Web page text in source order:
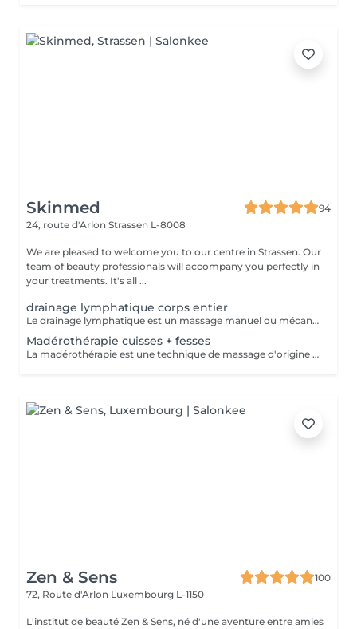
Skinmed
94
24, route d'Arlon Strassen L-8008
We are pleased to welcome you to our centre in Strassen. Our
team of beauty professionals will accompany you perfectly in
your treatments. It's all ...
drainage lymphatique corps entier
Le drainage lymphatique est un massage manuel ou mécanique qui suit le trajet du système lymphatique afin de décongestionner les tissus, éliminer les toxines, et renforcer le système immunitaire. Il est souvent utilisé pour lutter contre la rétention d'eau, les jambes lourdes, les dèmes, ou pour favoriser la récupération post-opératoire ou post-traumatique. Contre-indications : - Infections aiguës - Thrombose / phlébite - Insuffisance cardiaque non compensée - cancer / Tumeurs malignes (sans avis médical) - Fièvre - règles hémorragiques / premiers 5 jours de règles - surcharge rénale - pathologies liées à l'appareil reproducteur - maladies de la peau - les ecchymoses - dysfonctionnement du système immunitaire
Madérothérapie cuisses + fesses
La madérothérapie est une technique de massage d'origine colombienne qui utilise des instruments en bois spécialement conçus pour le modelage du corps. Le mot vient de l'espagnol "madera", qui signifie "bois". La madérothérapie est une technique de massage naturelle et non invasive qui repose sur l'utilisation d'outils en bois de différentes formes (rouleaux, ventouses, spatules, champignons, etc.) pour stimuler le corps. Objectifs principaux : - Réduction de la cellulite - Drainage lymphatique - Raffermissement de la peau - Remodelage du corps - Amélioration de la circulation sanguine - Relaxation musculaire et réduction du stress. Contre-indications: - grossesse - Infections aiguës - Thrombose / phlébite - Insuffisance cardiaque non compensée - cancer / Tumeurs malignes (sans avis médical) - Fièvre - règles hémorragiques / premiers 5 jours de règles - surcharge rénale - pathologies liées à l'appareil reproducteur - maladies de la peau - les ecchymoses - dysfonctionnement du système immunitaire
Zen & Sens
100
72, Route d'Arlon Luxembourg L-1150
L'institut de beauté Zen & Sens, né d'une aventure entre amies